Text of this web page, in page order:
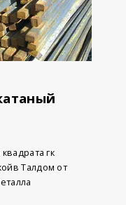
гк
в Талдом от